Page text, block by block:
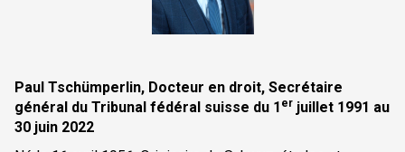
Paul Tschümperlin, Docteur en droit, Secrétaire
général du Tribunal fédéral suisse du 1 er juillet 1991 au
30 juin 2022